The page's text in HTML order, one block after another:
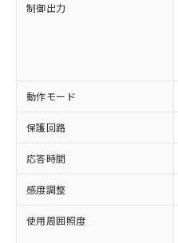
制御出力
動作モード
保護回路
応答時間
感度調整
使用周囲照度※1 対応状況